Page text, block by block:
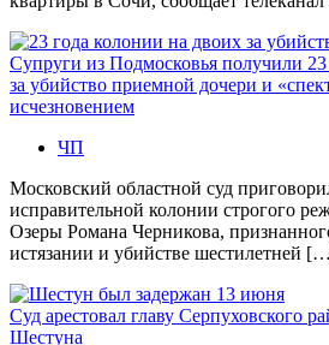
Супруги из Подмосковья получили
за убийство приемной дочери и
исчезновением
ЧП
Московский областной суд
исправительной колонии строгого
Озеры Романа Черникова,
истязании и убийстве шестилетней
Суд арестовал главу Серпуховского
Шестуна